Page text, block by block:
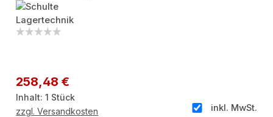
Regulärer Preis:
258,48 €
Inhalt:1 Stück
inkl. MwSt.
zzgl. Versandkosten